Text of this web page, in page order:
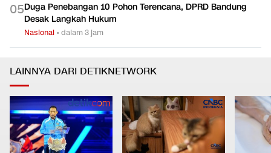
05Duga Penebangan 10 Pohon Terencana, DPRD Bandung
Desak Langkah Hukum
Nasional •dalam 3 jam
LAINNYA DARI DETIKNETWORK